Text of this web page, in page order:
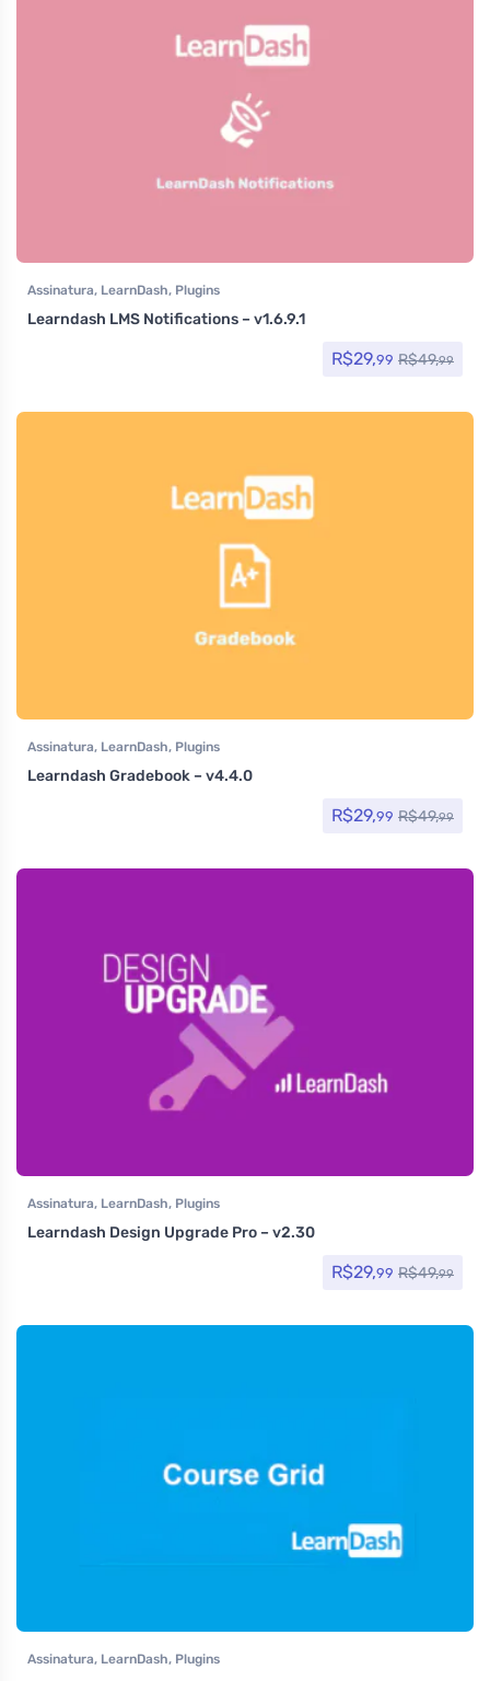
Assinatura, LearnDash, Plugins
Learndash LMS Notifications – v1.6.9.1
R$29,99 R$49,99
Assinatura, LearnDash, Plugins
Learndash Gradebook – v4.4.0
R$29,99 R$49,99
Assinatura, LearnDash, Plugins
Learndash Design Upgrade Pro – v2.30
R$29,99 R$49,99
Assinatura, LearnDash, Plugins